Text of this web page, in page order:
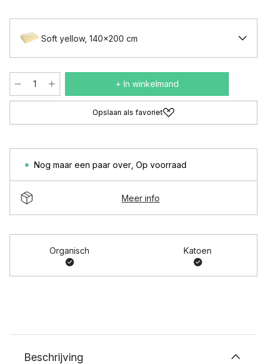
Soft yellow, 140x200 cm
+ In winkelmand
Opslaan als favoriet
Nog maar een paar over Op voorraad
Meer info
Organisch Katoen
Beschrijving